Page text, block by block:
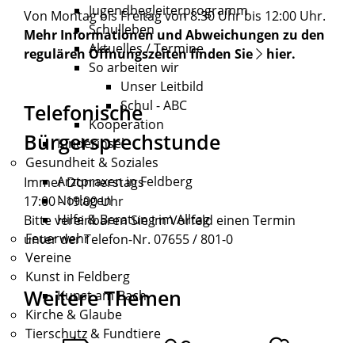
Jugendbegleiterprogramm
Schulleben
Aktuelles / Termine
So arbeiten wir
Unser Leitbild
Schul - ABC
Kooperation
Kinderinsel
Gesundheit & Soziales
Arztpraxen in Feldberg
Notlagen
Hilfe & Beratung im Alltag
Feuerwehr
Vereine
Kunst in Feldberg
Kunst am Bach
Kirche & Glaube
Tierschutz & Fundtiere
Von Montag bis Freitag von 8:30 Uhr bis 12:00 Uhr.
Mehr Informationen und Abweichungen zu den
regulären Öffnungszeiten finden Sie
hier.
Telefonische
Bürgersprechstunde
Immer Donnerstags
17:00 - 19:00 Uhr
Bitte vereinbaren Sie im Vorfeld einen Termin
unter der Telefon-Nr. 07655 / 801-0
Weitere Themen